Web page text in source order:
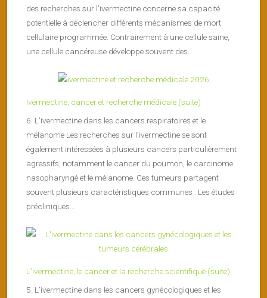
des recherches sur l’ivermectine concerne sa capacité
potentielle à déclencher différents mécanismes de mort
cellulaire programmée. Contrairement à une cellule saine,
une cellule cancéreuse développe souvent des...
Ivermectine, cancer et recherche médicale (suite)
6. L’ivermectine dans les cancers respiratoires et le
mélanome Les recherches sur l’ivermectine se sont
également intéressées à plusieurs cancers particulièrement
agressifs, notamment le cancer du poumon, le carcinome
nasopharyngé et le mélanome. Ces tumeurs partagent
souvent plusieurs caractéristiques communes : Les études
précliniques...
L’ivermectine, le cancer et la recherche scientifique (suite)
5. L’ivermectine dans les cancers gynécologiques et les